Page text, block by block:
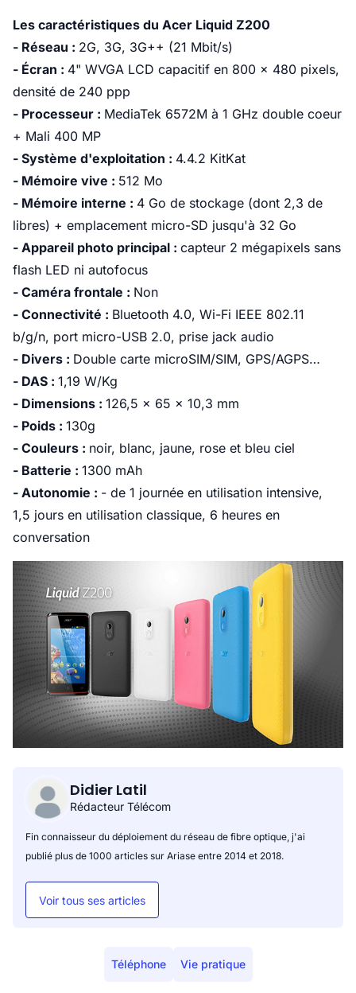
Les caractéristiques du Acer Liquid Z200
- Réseau : 2G, 3G, 3G++ (21 Mbit/s)
- Écran : 4" WVGA LCD capacitif en 800 x 480 pixels,
densité de 240 ppp
- Processeur : MediaTek 6572M à 1 GHz double coeur
+ Mali 400 MP
- Système d'exploitation : 4.4.2 KitKat
- Mémoire vive : 512 Mo
- Mémoire interne : 4 Go de stockage (dont 2,3 de
libres) + emplacement micro-SD jusqu'à 32 Go
- Appareil photo principal : capteur 2 mégapixels sans
flash LED ni autofocus
- Caméra frontale : Non
- Connectivité : Bluetooth 4.0, Wi-Fi IEEE 802.11
b/g/n, port micro-USB 2.0, prise jack audio
- Divers : Double carte microSIM/SIM, GPS/AGPS…
- DAS : 1,19 W/Kg
- Dimensions : 126,5 x 65 x 10,3 mm
- Poids : 130g
- Couleurs : noir, blanc, jaune, rose et bleu ciel
- Batterie : 1300 mAh
- Autonomie : - de 1 journée en utilisation intensive,
1,5 jours en utilisation classique, 6 heures en
conversation
Didier Latil
Rédacteur Télécom
Fin connaisseur du déploiement du réseau de fibre optique, j'ai
publié plus de 1000 articles sur Ariase entre 2014 et 2018.
Voir tous ses articles
Téléphone Vie pratique